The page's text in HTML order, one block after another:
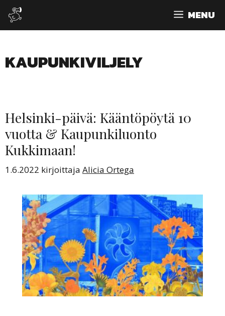
Siirry
sisältöön
MENU
KAUPUNKIVILJELY
Helsinki-päivä: Kääntöpöytä 10
vuotta & Kaupunkiluonto
Kukkimaan!
1.6.2022 kirjoittaja Alicia Ortega